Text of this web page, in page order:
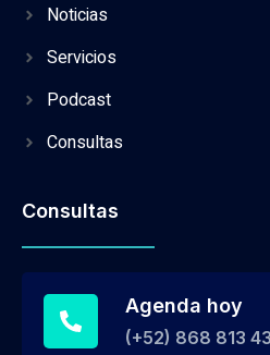
Noticias
Servicios
Podcast
Consultas
Consultas
Agenda hoy
(+52) 868 813